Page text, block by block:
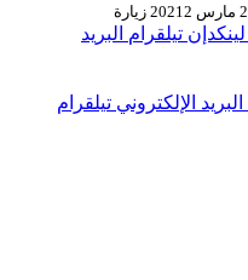
2 زيارة
لينكدإن تيلقرام البريد
البريد الإلكتروني تيلقرام